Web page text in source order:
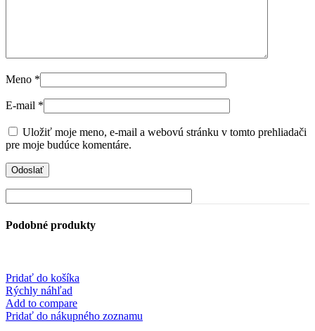
Meno *
E-mail *
Uložiť moje meno, e-mail a webovú stránku v tomto prehliadači
pre moje budúce komentáre.
Podobné produkty
Pridať do košíka
Rýchly náhľad
Add to compare
Pridať do nákupného zoznamu